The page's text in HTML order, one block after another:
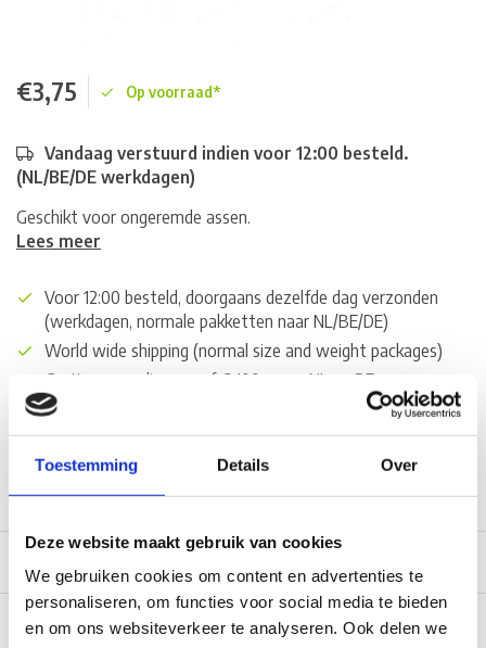
Toestemming Details Over
Deze website maakt gebruik van cookies
We gebruiken cookies om content en advertenties te
personaliseren, om functies voor social media te bieden
en om ons websiteverkeer te analyseren. Ook delen we
€3,75 Op voorraad*
Vandaag verstuurd indien voor 12:00 besteld.
(NL/BE/DE werkdagen)
Geschikt voor ongeremde assen.
Lees meer
Voor 12:00 besteld, doorgaans dezelfde dag verzonden
(werkdagen, normale pakketten naar NL/BE/DE)
World wide shipping (normal size and weight packages)
Gratis verzending vanaf € 100,- naar NL en BE
*Zeer grote magazijnvoorraad direct beschikbaar voor
verzending. Een deel van de artikelen op voorraad in de
winkel, mail ons voor de beschikbaarheid in de winkel:
service@camperhuis.nl
Specificaties